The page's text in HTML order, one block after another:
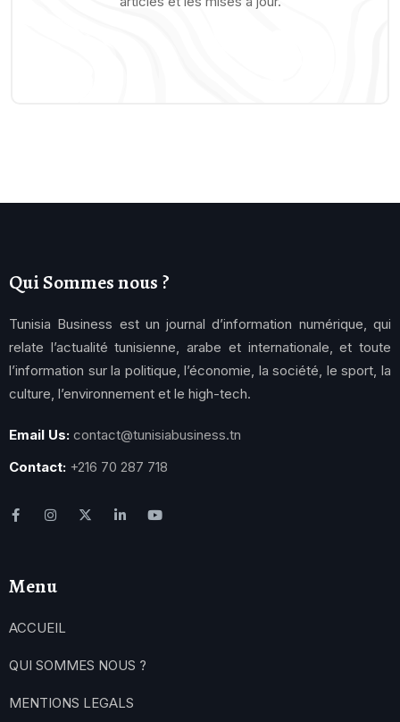
Qui Sommes nous ?
Tunisia Business est un journal d’information numérique, qui
relate l’actualité tunisienne, arabe et internationale, et toute
l’information sur la politique, l’économie, la société, le sport, la
culture, l’environnement et le high-tech.
Email Us: contact@tunisiabusiness.tn
Contact: +216 70 287 718
Menu
ACCUEIL
QUI SOMMES NOUS ?
MENTIONS LEGALS